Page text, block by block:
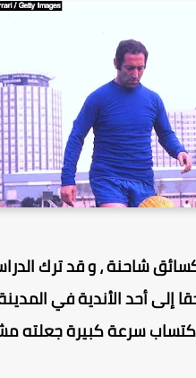
شاحنة ، و قد ترك
أحد الأندية في
سرعة كبيرة جعلته